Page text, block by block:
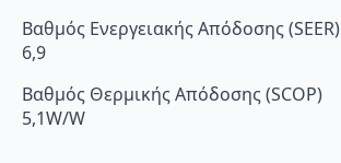
Βαθμός Ενεργειακής Απόδοσης (SEER)
6,9
Βαθμός Θερμικής Απόδοσης (SCOP)
5,1W/W